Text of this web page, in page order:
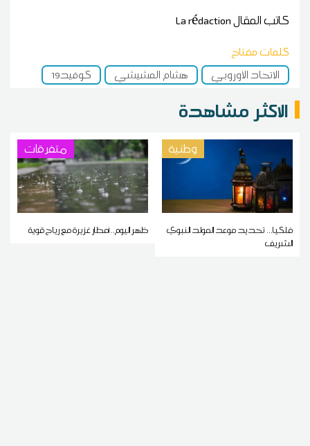
كاتب المقالLa rédaction
كلمات مفتاح
الإتحاد الأوروبي
هشام المشيشي كوفيد19
الاكثر مشاهدة
وطنية
فلكيا... تحديد موعد المولد النبوي
الشريف
متفرقات
ظهر اليوم.. أمطار غزيرة مع رياح قوية